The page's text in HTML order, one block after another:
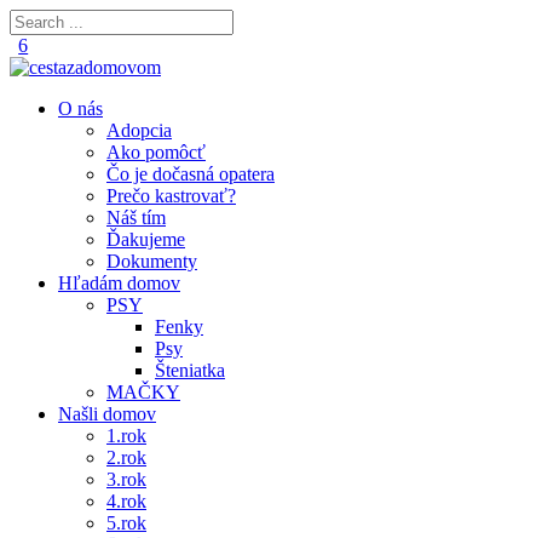
O nás
Adopcia
Ako pomôcť
Čo je dočasná opatera
Prečo kastrovať?
Náš tím
Ďakujeme
Dokumenty
Hľadám domov
PSY
Fenky
Psy
Šteniatka
MAČKY
Našli domov
1.rok
2.rok
3.rok
4.rok
5.rok